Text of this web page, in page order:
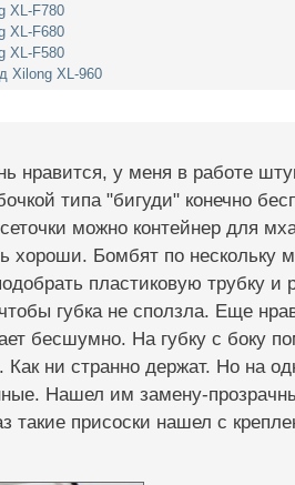
XL-F780
XL-F680
XL-F580
Xilong XL-960
нравится, у меня в работе
типа "бигуди" конечно
можно контейнер для
хороши. Бомбят по нескольку
пластиковую трубку и
губка не сползла. Еще
бесшумно. На губку с боку
ни странно держат. Но на
Нашел им замену-
такие присоски нашел с